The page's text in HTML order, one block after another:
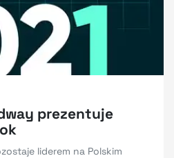
prezentuje
liderem na Polskim